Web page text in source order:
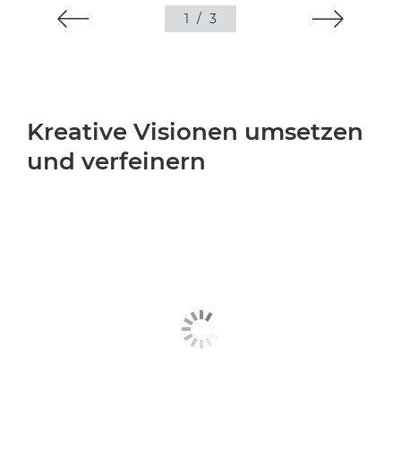
1 / 3
Kreative Visionen umsetzen
und verfeinern